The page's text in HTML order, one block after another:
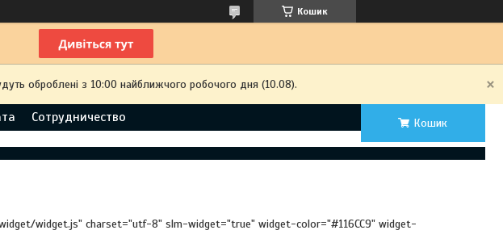
Кошик
оброблені з 10:00 найближчого робочого дня (10.08).
Сотрудничество Кошик
widget.js" charset="utf-8" slm-widget="true" widget-color="#116CC9" widget-